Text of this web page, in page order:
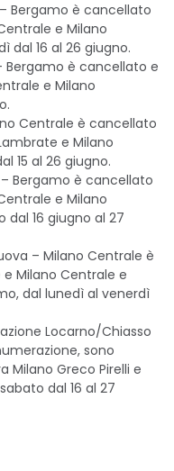
Bergamo è cancellato
e Milano
dal 16 al 26 giugno.
Bergamo è cancellato e
e Milano
Centrale è cancellato
e Milano
15 al 26 giugno.
Bergamo è cancellato
e Milano
16 giugno al 27
– Milano Centrale è
Milano Centrale e
dal lunedì al venerdì
Locarno/Chiasso
sono
Milano Greco Pirelli e
dal 16 al 27